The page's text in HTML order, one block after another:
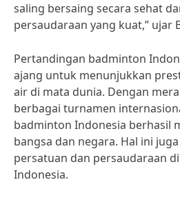
saling bersaing secara sehat
persaudaraan yang kuat,” ujar
Pertandingan badminton
ajang untuk menunjukkan
air di mata dunia. Dengan
berbagai turnamen
badminton Indonesia berhasil
bangsa dan negara. Hal ini
persatuan dan persaudaraan
Indonesia.